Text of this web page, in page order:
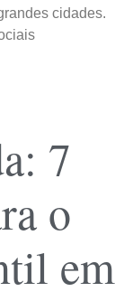
cidades.
7
o
em